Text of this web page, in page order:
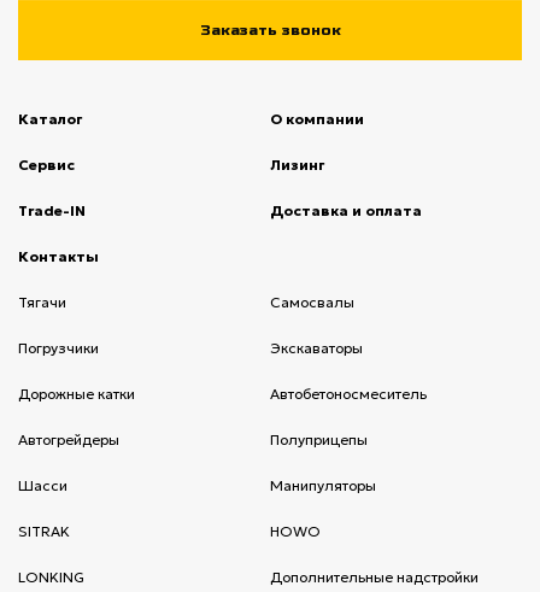
Заказать звонок
Каталог О компании
Сервис Лизинг(current)
Trade-IN Доставка и оплата
Контакты
Тягачи Cамосвалы
Погрузчики Экскаваторы
Дорожные катки Автобетоносмеситель
Автогрейдеры Полуприцепы
Шасси Манипуляторы
SITRAK HOWO
LONKING Дополнительные надстройки